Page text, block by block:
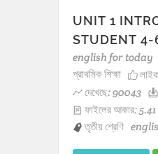
UNIT 1
STUDENT 4-
english for today
প্রাথমিক শিক্ষা
দেখেছে: 90043
ফাইলের আকার:
তৃতীয় শ্রেণি